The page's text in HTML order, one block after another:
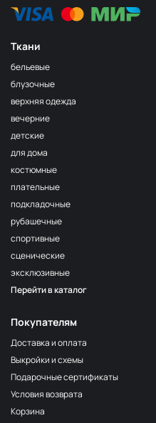
Ткани
бельевые
блузочные
верхняя одежда
вечерние
детские
для дома
костюмные
плательные
подкладочные
рубашечные
спортивные
сценические
эксклюзивные
Перейти в каталог
Покупателям
Доставка и оплата
Выкройки и схемы
Подарочные сертификаты
Условия возврата
Корзина